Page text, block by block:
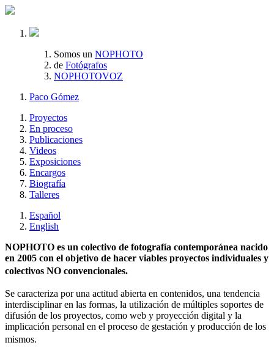
Somos un NOPHOTO
de Fotógrafos
NOPHOTOVOZ
Paco Gómez
Proyectos
En proceso
Publicaciones
Videos
Exposiciones
Encargos
Biografía
Talleres
Español
English
NOPHOTO es un colectivo de fotografía contemporánea nacido
en 2005 con el objetivo de hacer viables proyectos individuales y
colectivos NO convencionales.
Se caracteriza por una actitud abierta en contenidos, una tendencia
interdisciplinar en las formas, la utilización de múltiples soportes de
difusión de los proyectos, como web y proyección digital y la
implicación personal en el proceso de gestación y producción de los
mismos.